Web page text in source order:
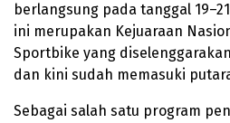
berlangsung pada tanggal
ini merupakan Kejuaraan
Sportbike yang
dan kini sudah memasuki
Sebagai salah satu program